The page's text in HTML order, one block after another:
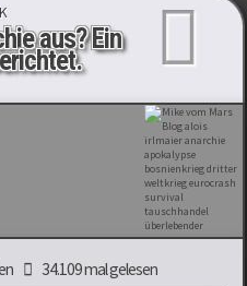
aus? Ein
34.109 mal gelesen